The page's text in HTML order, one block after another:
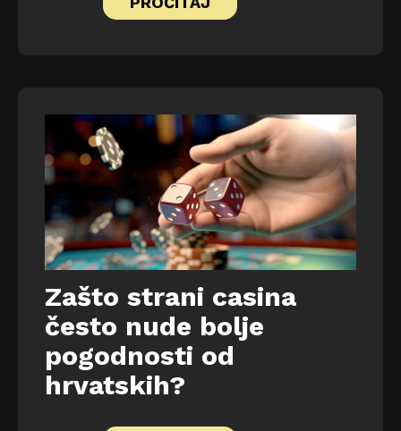
Zašto strani casina
često nude bolje
pogodnosti od
hrvatskih?